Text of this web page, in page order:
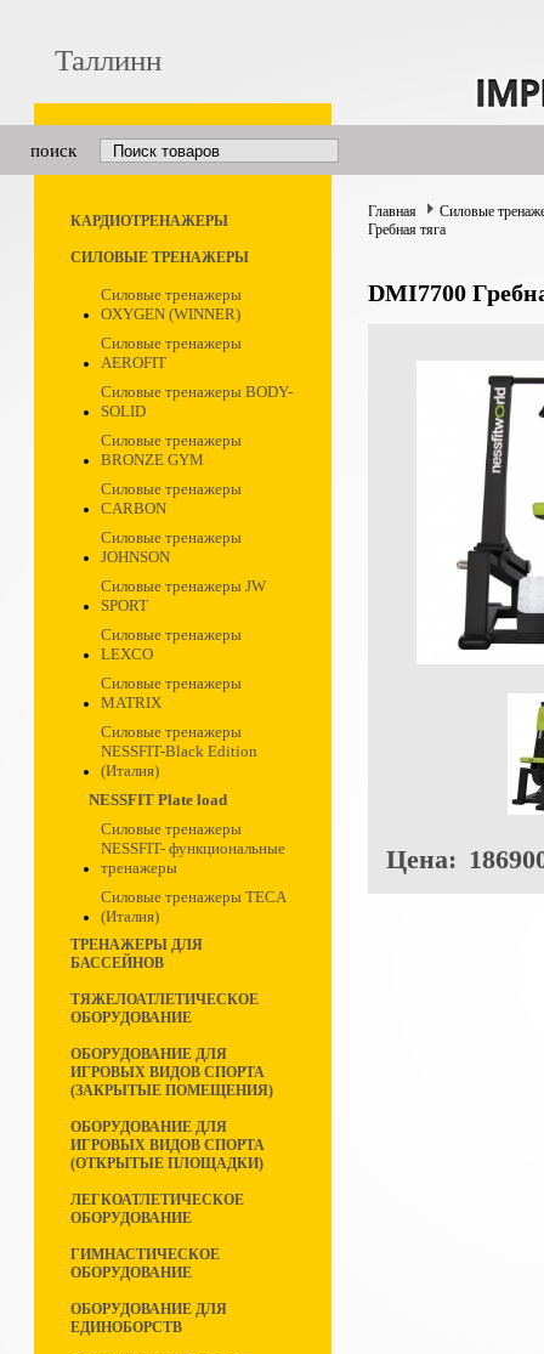
Таллинн
поиск
КАРДИОТРЕНАЖЕРЫ
СИЛОВЫЕ ТРЕНАЖЕРЫ
Силовые тренажеры
OXYGEN (WINNER)
Силовые тренажеры
AEROFIT
Силовые тренажеры BODY-
SOLID
Силовые тренажеры
BRONZE GYM
Силовые тренажеры
CARBON
Силовые тренажеры
JOHNSON
Силовые тренажеры JW
SPORT
Силовые тренажеры
LEXCO
Силовые тренажеры
MATRIX
Силовые тренажеры
NESSFIT-Black Edition
(Италия)
NESSFIT Plate load
Силовые тренажеры
NESSFIT- функциональные
тренажеры
Силовые тренажеры TECA
(Италия)
ТРЕНАЖЕРЫ ДЛЯ
БАССЕЙНОВ
ТЯЖЕЛОАТЛЕТИЧЕСКОЕ
ОБОРУДОВАНИЕ
ОБОРУДОВАНИЕ ДЛЯ
ИГРОВЫХ ВИДОВ СПОРТА
(ЗАКРЫТЫЕ ПОМЕЩЕНИЯ)
ОБОРУДОВАНИЕ ДЛЯ
ИГРОВЫХ ВИДОВ СПОРТА
(ОТКРЫТЫЕ ПЛОЩАДКИ)
ЛЕГКОАТЛЕТИЧЕСКОЕ
ОБОРУДОВАНИЕ
ГИМНАСТИЧЕСКОЕ
ОБОРУДОВАНИЕ
ОБОРУДОВАНИЕ ДЛЯ
ЕДИНОБОРСТВ
Главная
Силовые
Гребная тяга
DMI7700
Цена: